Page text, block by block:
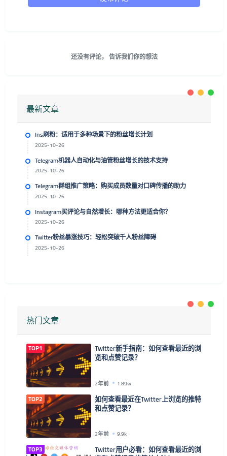
还没有评论， 告诉我们你的想法
最新文章
Ins刷粉：适用于多种场景下的粉丝增长计划
2025-10-26
Telegram机器人自动化与油管粉丝增长的技术支持
2025-10-26
Telegram群组推广策略：购买成员数量对口碑传播的助力
2025-10-26
Instagram买评论与自然增长：哪种方法更适合你？
2025-10-26
Twitter粉丝暴涨技巧：轻松突破千人粉丝障碍
2025-10-26
热门文章
TOP1 Twitter新手指南：如何查看最近的浏
览和点赞记录？
2年前 1.89w
TOP2 如何查看最近在Twitter上浏览的推特
和点赞记录？
2年前 9.9k
TOP3 Twitter用户必看：如何查看最近的浏